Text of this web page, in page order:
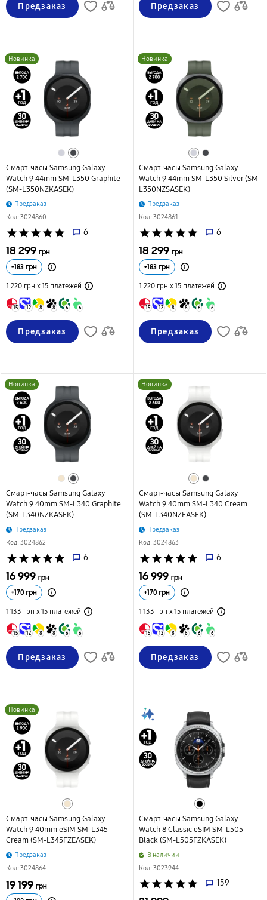
Предзаказ Предзаказ
Новинка
Смарт-часы Samsung Galaxy
Watch 9 44mm SM-L350 Graphite
(SM-L350NZKASEK)
Предзаказ
Код: 3024860
star star star star star 6
18 299 грн
+183 грн
1 220 грн х 15 платежей
15 12 8 8 6 6
Предзаказ
Новинка
Смарт-часы Samsung Galaxy
Watch 9 44mm SM-L350 Silver (SM-
L350NZSASEK)
Предзаказ
Код: 3024861
star star star star star 6
18 299 грн
+183грн
1 220 грн х 15платежей
15 12 8 8 6 6
Предзаказ
Новинка
Смарт-часы Samsung Galaxy
Watch 9 40mm SM-L340 Graphite
(SM-L340NZKASEK)
Предзаказ
Код: 3024862
star star star star star 6
16 999 грн
+170 грн
1 133 грн х 15 платежей
15 12 8 8 6 6
Предзаказ
Новинка
Смарт-часы Samsung Galaxy
Watch 9 40mm SM-L340 Cream
(SM-L340NZEASEK)
Предзаказ
Код: 3024863
star star star star star 6
16 999 грн
+170грн
1 133 грн х 15платежей
15 12 8 8 6 6
Предзаказ
Новинка
Смарт-часы Samsung Galaxy
Watch 9 40mm eSIM SM-L345
Cream (SM-L345FZEASEK)
Предзаказ
Код: 3024864
19 199 грн
Смарт-часы Samsung Galaxy
Watch 8 Classic eSIM SM-L505
Black (SM-L505FZKASEK)
B наличии
Код: 3023944
star star star star star 159